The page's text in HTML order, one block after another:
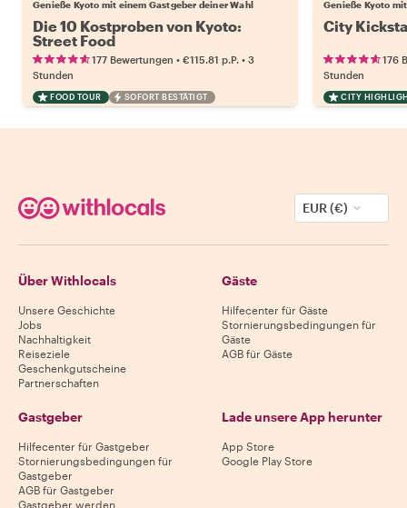
Genieße Kyoto mit einem Gastgeber deiner Wahl
Die 10 Kostproben von Kyoto:
Street Food
177 Bewertungen • €115.81 p.P. • 3
Stunden
FOOD TOUR SOFORT BESTÄTIGT
Genieße Kyoto
City
176
Stunden
CITY
EUR (€)
Über Withlocals
Unsere Geschichte
Jobs
Nachhaltigkeit
Reiseziele
Geschenkgutscheine
Partnerschaften
Gäste
Hilfecenter für Gäste
Stornierungsbedingungen für
Gäste
AGB für Gäste
Gastgeber
Hilfecenter für Gastgeber
Stornierungsbedingungen für
Gastgeber
AGB für Gastgeber
Gastgeber werden
Lade unsere App herunter
App Store
Google Play Store